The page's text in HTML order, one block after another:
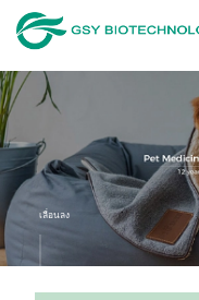
เลื่อนลง